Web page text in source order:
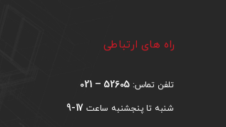
راه های ارتباطی
تلفن تماس: 52605 – 021
شنبه تا پنجشنبه ساعت 17-9